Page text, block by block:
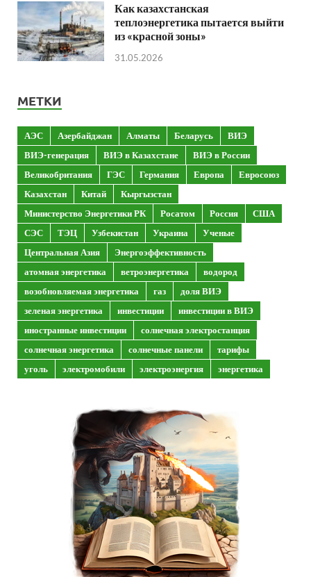
Как казахстанская
теплоэнергетика пытается выйти
из «красной зоны»
31.05.2026
МЕТКИ
АЭС Азербайджан Алматы Беларусь
ВИЭ
ВИЭ-генерация
ВИЭ в Казахстане
ВИЭ в России
Великобритания
ГЭС Германия Европа
Евросоюз
Казахстан
Китай
Кыргызстан
Министерство Энергетики РК
Росатом Россия
США
СЭС
ТЭЦ Узбекистан Украина
Ученые
Центральная Азия
Энергоэффективность
атомная энергетика
ветроэнергетика
водород
возобновляемая энергетика
газ
доля ВИЭ
зеленая энергетика
инвестиции
инвестиции в ВИЭ
иностранные инвестиции
солнечная электростанция
солнечная энергетика
солнечные панели
тарифы
уголь
электромобили электроэнергия энергетика